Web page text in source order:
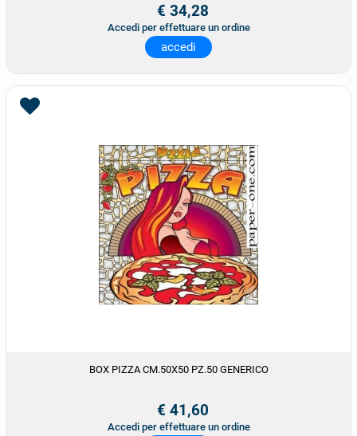
€ 34,28
Accedi per effettuare un ordine
accedi
BOX PIZZA CM.50X50 PZ.50 GENERICO
€ 41,60
Accedi per effettuare un ordine